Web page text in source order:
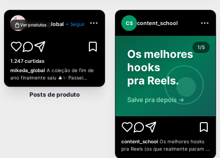
mikeda_global • Seguir
Ver produtos
1.247 curtidas
mikeda_global A coleção de fim de
ano finalmente saiu 🎄✨ Passei
sim, mudei de ideia umas 20 vezes).
Qual peça você mais curtiu no drop?
Posts de produto
CS content_school
1/5
Os melhores
hooks
pra Reels.
Salve pra depois →
content_school Os melhores hooks
pra Reels (os que realmente param o